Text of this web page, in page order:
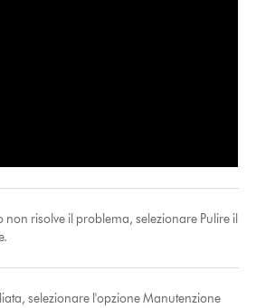
non risolve il problema, selezionare Pulire il
selezionare l'opzione Manutenzione